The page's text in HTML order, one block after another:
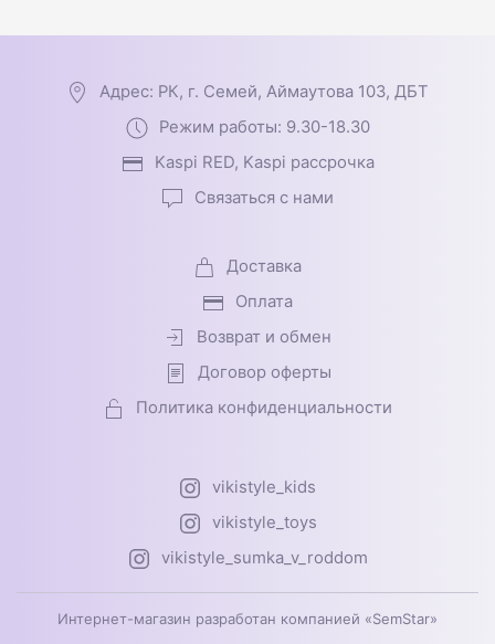
Адрес: РК, г. Семей, Аймаутова 103, ДБТ
Режим работы: 9.30-18.30
Kaspi RED, Kaspi рассрочка
Связаться с нами
Доставка
Оплата
Возврат и обмен
Договор оферты
Политика конфиденциальности
vikistyle_kids
vikistyle_toys
vikistyle_sumka_v_roddom
Интернет-магазин разработан компанией «SemStar»